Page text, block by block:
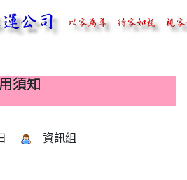
北市區公車電子支付
須知
資訊組